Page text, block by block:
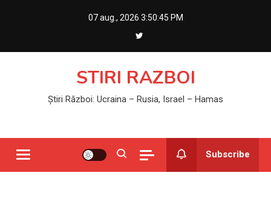
07 aug., 2026 3:50:45 PM
STIRI RAZBOI
Știri Război: Ucraina – Rusia, Israel – Hamas
Subscribe